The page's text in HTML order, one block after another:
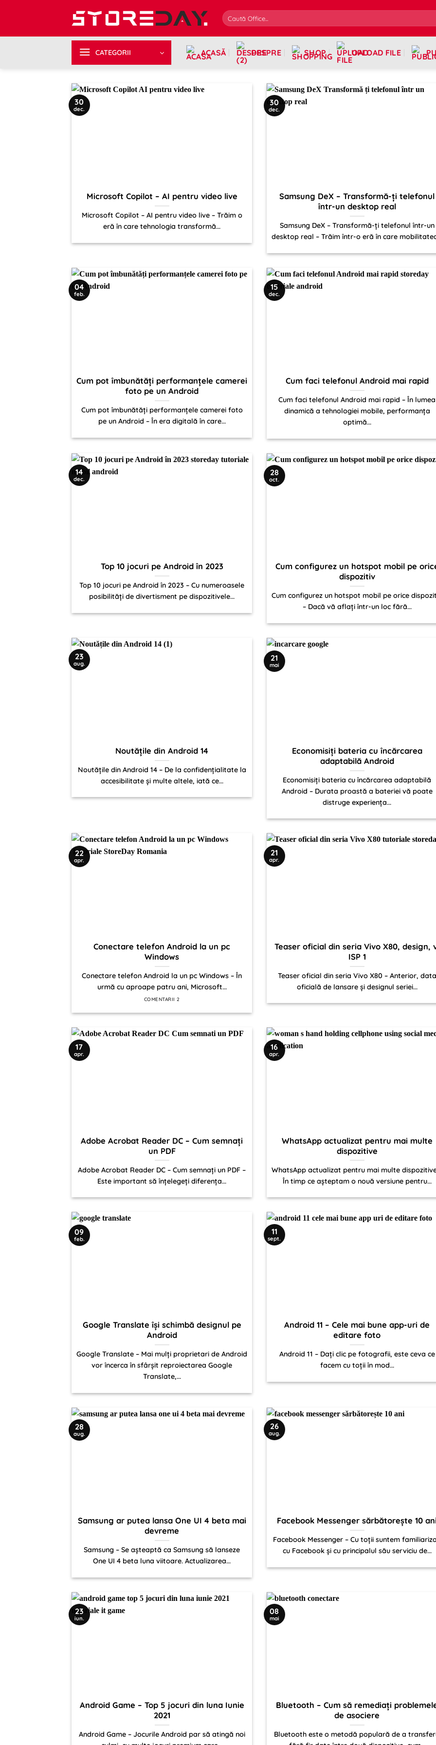
CATEGORII ACASĂ DESPRE SHOP UPLOAD FILE
Microsoft Copilot – AI pentru video live
Microsoft Copilot – AI pentru video live – Trăim o
eră în care tehnologia transformă...
30
dec.
Samsung DeX – Transformă-ți telefonul
într-un desktop real
Samsung DeX – Transformă-ți telefonul într-un
desktop real – Trăim într-o eră în care
30
dec.
Cum pot îmbunătăți performanțele camerei
foto pe un Android
Cum pot îmbunătăți performanțele camerei foto
pe un Android – În era digitală în care...
04
feb.
Cum faci telefonul Android mai rapid
Cum faci telefonul Android mai rapid – În lumea
dinamică a tehnologiei mobile, performanța
optimă...
15
dec.
Top 10 jocuri pe Android în 2023
Top 10 jocuri pe Android în 2023 – Cu numeroasele
posibilități de divertisment pe dispozitivele...
14
dec.
Cum configurez un hotspot mobil pe
dispozitiv
Cum configurez un hotspot mobil pe orice
– Dacă vă aflați într-un loc fără...
28
oct.
Noutățile din Android 14
Noutățile din Android 14 – De la confidențialitate la
accesibilitate și multe altele, iată ce...
23
aug.
Economisiți bateria cu încărcarea
adaptabilă Android
Economisiți bateria cu încărcarea adaptabilă
Android – Durata proastă a bateriei vă poate
distruge experiența...
21
mai
Conectare telefon Android la un pc
Windows
Conectare telefon Android la un pc Windows – În
urmă cu aproape patru ani, Microsoft...
COMENTARII 2
22
apr.
Teaser oficial din seria Vivo X80, design,
ISP 1
Teaser oficial din seria Vivo X80 – Anterior, data
oficială de lansare și designul seriei...
21
apr.
Adobe Acrobat Reader DC – Cum semnați
un PDF
Adobe Acrobat Reader DC – Cum semnați un PDF –
Este important să înțelegeți diferența...
17
apr.
WhatsApp actualizat pentru mai multe
dispozitive
WhatsApp actualizat pentru mai multe
În timp ce așteptam o nouă versiune pentru...
16
apr.
Google Translate își schimbă designul pe
Android
Google Translate – Mai mulți proprietari de Android
vor încerca în sfârșit reproiectarea Google
Translate,...
09
feb.
Android 11 – Cele mai bune app-uri de
editare foto
Android 11 – Dați clic pe fotografii, este ceva ce
facem cu toții în mod...
11
sept.
Samsung ar putea lansa One UI 4 beta mai
devreme
Samsung – Se așteaptă ca Samsung să lanseze
One UI 4 beta luna viitoare. Actualizarea...
28
aug.
Facebook Messenger sărbătorește 10
Facebook Messenger – Cu toții suntem
cu Facebook și cu principalul său serviciu de...
26
aug.
Android Game – Top 5 jocuri din luna Iunie
2021
Android Game – Jocurile Android par să atingă noi
23
iun.
Bluetooth – Cum să remediați
de asociere
Bluetooth este o metodă populară de a
08
mai